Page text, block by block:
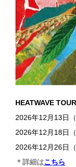
HEATWAVE
2026年12月13日
2026年12月18日
2026年12月26日
＊詳細はこちら